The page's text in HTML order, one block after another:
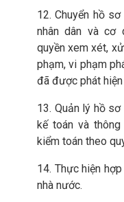
12. Chuyển hồ
nhân dân và cơ
quyền xem xét,
phạm, vi phạm
đã được phát
13. Quản lý hồ
kế toán và
kiểm toán theo
14. Thực hiện
nhà nước.